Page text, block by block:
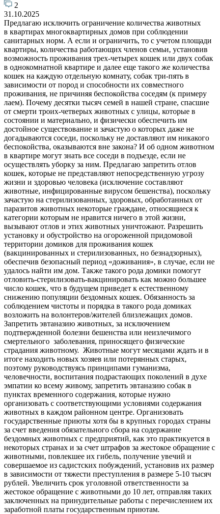
2
31.10.2025
Предлагаю исключить ограничение количества животных
в квартирах многоквартирных домов при соблюдении
санитарных норм. А если и ограничить, то с учетом площади
квартиры, количества работающих членов семьи, установив
возможность проживания трех-четырех кошек или двух собак
в однокомнатной квартире и далее еще такого же количества
кошек на каждую отдельную комнату, собак три-пять в
зависимости от пород и способности их совместного
проживания, не причиняя беспокойства соседям (к примеру
лаем). Почему десятки тысяч семей в нашей стране, спасшие
от смерти троих-четверых животных с улицы, которые в
состоянии и материально, и физически обеспечить им
достойное существование и зачастую о которых даже не
догадываются соседи, поскольку не доставляют им никакого
беспокойства, оказываются вне закона? И об одном животном
в квартире могут знать все соседи в подъезде, если не
осуществлять уборку за ним. Предлагаю запретить отлов
кошек, которые не представляют непосредственную угрозу
жизни и здоровью человека (исключение составляют
животные, инфицированные вирусом бешенства), поскольку
зачастую на стерилизованных, здоровых, обработанных от
паразитов животных некоторые граждане, относящиеся к
категории которым не нравится ничего в этой жизни,
вызывают отлов и этих животных уничтожают. Разрешить
установку и обустройство на огороженной придомовой
территории домиков для проживания кошек
(вакцинированных и стерилизованных, но безнадзорных),
обеспечив безопасный период «доживания», в случае, если не
удалось найти им дом. Также такого рода домики помогут
отловить-стерилизовать-вакцинировать как можно большее
число кошек, что в будущем приведет к естественному
снижению популяции бездомных кошек. Обязанность за
соблюдением чистоты и порядка в такого рода домиках
возложить на волонтеров/жителей близлежащих домов.
Запретить эвтаназию животных, за исключением
подтвержденной болезни бешенства или неизлечимого
смертельного заболевания, приносящего физические
страдания животному. Животные могут месяцами ждать и в
итоге находить новых хозяев или потерянных старых,
поэтому руководствуясь принципами гуманизма,
человечности, воспитания подрастающих поколений в духе
эмпатии ко всему живому, запретить эвтаназию собак в
пунктах временного содержания, которые нужно
организовать с соответствующими условиями содержания
животных в каждом районном центре. Организовать
государственные приюты хотя бы в крупных городах страны
за счет введения обязательного сбора на содержание
бездомных животных с предприятий, как это практикуется в
некоторых странах и за счет штрафов за жестокое обращение с
животными, повлекшее их гибель, получение увечий и
совершаемое из садистских побуждений, установив их размер
в зависимости от тяжести преступления в размере 5-10 тысяч
рублей. Увеличить срок уголовной ответственности за
жестокое обращение с животными до 10 лет, отправляя таких
заключенных на принудительные работы с перечислением их
заработной платы государственным приютам.